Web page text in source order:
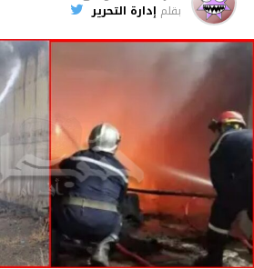
قسم الاخبار
بقلم إدارة التحرير